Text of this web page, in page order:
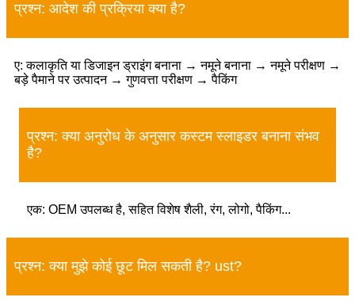
प्रश्न: आदेश की प्रक्रिया क्या है?
ए: कलाकृति या डिजाइन ड्राइंग बनाना → नमूने बनाना → नमूने परीक्षण →
बड़े पैमाने पर उत्पादन → गुणवत्ता परीक्षण → पैकिंग
प्रश्न: क्या अनुरोध के अनुसार कस्टम स्लाइडर बनाना संभव
है?
एक: OEM उपलब्ध है, सहित विशेष शैली, रंग, लोगो, पैकिंग...
प्रश्न: क्या मुझे कोई छूट मिल सकती है? ust?